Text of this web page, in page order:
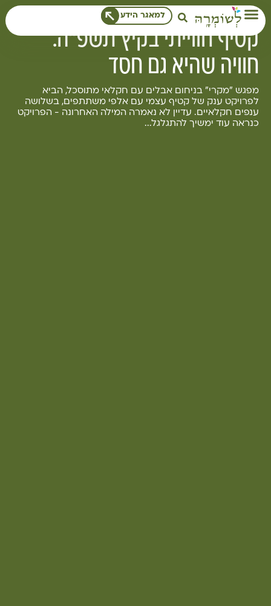
לתוכן
למאגר הידע
לשומרה בשטח
קטיף חווייתי בקיץ תשפ"ה:
חוויה שהיא גם חסד
מפגש "מקרי" בניחום אבלים עם חקלאי מתוסכל, הביא
לפרויקט ענק של קטיף עצמי עם אלפי משתתפים, בשלושה
ענפים חקלאיים. עדיין לא נאמרה המילה האחרונה - הפרויקט
כנראה עוד ימשיך להתגלגל...